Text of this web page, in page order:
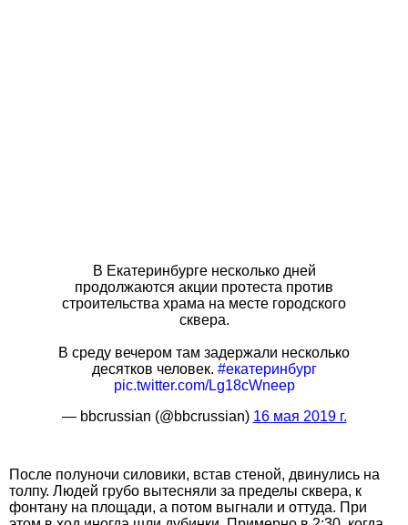
В Екатеринбурге несколько дней
продолжаются акции протеста против
строительства храма на месте городского
сквера.
В среду вечером там задержали несколько
десятков человек. #екатеринбург
pic.twitter.com/Lg18cWneep
— bbcrussian (@bbcrussian) 16 мая 2019 г.
После полуночи силовики, встав стеной, двинулись на
толпу. Людей грубо вытесняли за пределы сквера, к
фонтану на площади, а потом выгнали и оттуда. При